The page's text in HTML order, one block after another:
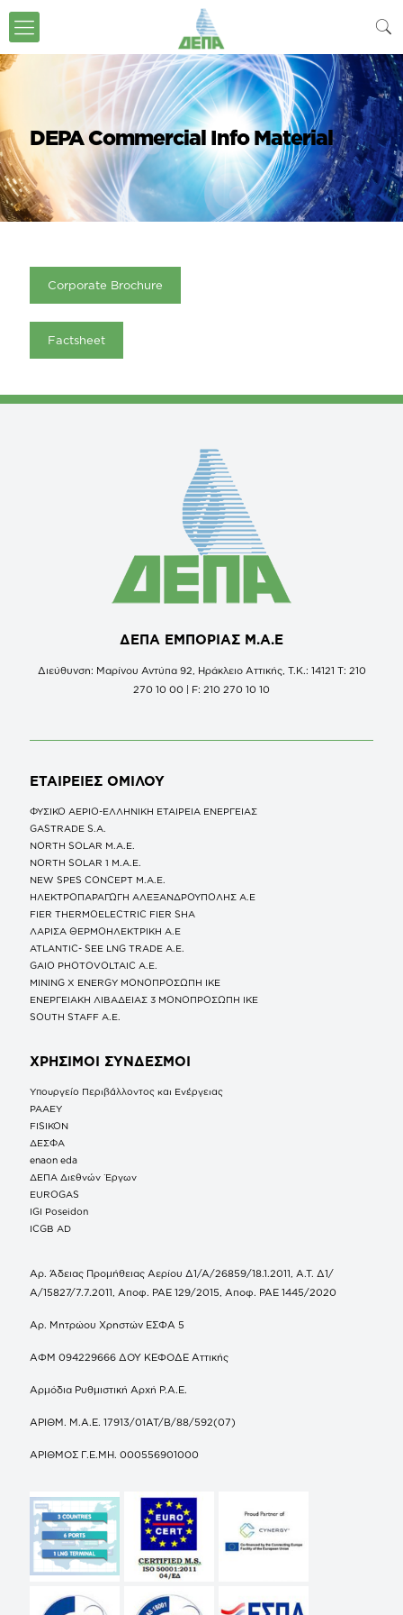
DEPA Commercial Info Material
Corporate Brochure
Factsheet
ΔΕΠΑ ΕΜΠΟΡΙΑΣ Μ.Α.Ε
Διεύθυνση: Μαρίνου Αντύπα 92, Ηράκλειο Αττικής, Τ.Κ.: 14121 Τ: 210
270 10 00 | F: 210 270 10 10
ΕΤΑΙΡΕΙΕΣ ΟΜΙΛΟΥ
ΦΥΣΙΚΟ ΑΕΡΙΟ-ΕΛΛΗΝΙΚΗ ΕΤΑΙΡΕΙΑ ΕΝΕΡΓΕΙΑΣ
GASTRADE S.A.
NORTH SOLAR M.Α.Ε.
NORTH SOLAR 1 M.Α.Ε.
NEW SPES CONCEPT Μ.Α.Ε.
ΗΛΕΚΤΡΟΠΑΡΑΓΩΓΗ ΑΛΕΞΑΝΔΡΟΥΠΟΛΗΣ A.E
FIER THERMOELECTRIC FIER SHA
ΛΑΡΙΣΑ ΘΕΡΜΟΗΛΕΚΤΡΙΚΗ A.E
ATLANTIC- SEE LNG TRADE A.E.
GAIO PHOTOVOLTAIC Α.Ε.
MINING X ENERGY ΜΟΝΟΠΡΟΣΩΠΗ ΙΚΕ
ΕΝΕΡΓΕΙΑΚΗ ΛΙΒΑΔΕΙΑΣ 3 ΜΟΝΟΠΡΟΣΩΠΗ ΙΚΕ
SOUTH STAFF Α.Ε.
ΧΡΗΣΙΜΟΙ ΣΥΝΔΕΣΜΟΙ
Υπουργείο Περιβάλλοντος και Ενέργειας
ΡΑΑΕΥ
FISIKON
ΔΕΣΦΑ
enaon eda
ΔΕΠΑ Διεθνών Έργων
EUROGAS
IGI Poseidon
ICGB AD
Αρ. Άδειας Προμήθειας Αερίου Δ1/Α/26859/18.1.2011, Α.Τ. Δ1/
Α/15827/7.7.2011, Αποφ. ΡΑΕ 129/2015, Αποφ. ΡΑΕ 1445/2020
Αρ. Μητρώου Χρηστών ΕΣΦΑ 5
ΑΦΜ 094229666 ΔΟΥ ΚΕΦΟΔΕ Αττικής
Αρμόδια Ρυθμιστική Αρχή Ρ.Α.Ε.
ΑΡΙΘΜ. Μ.Α.Ε. 17913/01ΑΤ/Β/88/592(07)
ΑΡΙΘΜΟΣ Γ.Ε.ΜΗ. 000556901000